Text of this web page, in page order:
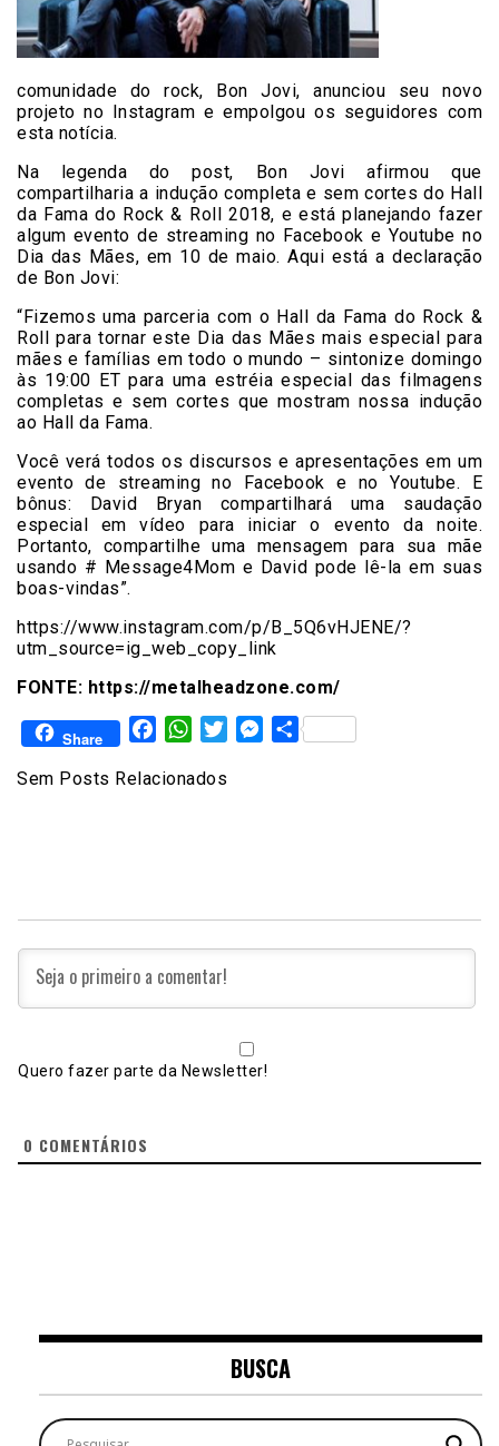
comunidade do rock, Bon Jovi, anunciou seu novo
projeto no Instagram e empolgou os seguidores com
esta notícia.
Na legenda do post, Bon Jovi afirmou que
compartilharia a indução completa e sem cortes do Hall
da Fama do Rock & Roll 2018, e está planejando fazer
algum evento de streaming no Facebook e Youtube no
Dia das Mães, em 10 de maio. Aqui está a declaração
de Bon Jovi:
“Fizemos uma parceria com o Hall da Fama do Rock &
Roll para tornar este Dia das Mães mais especial para
mães e famílias em todo o mundo – sintonize domingo
às 19:00 ET para uma estréia especial das filmagens
completas e sem cortes que mostram nossa indução
ao Hall da Fama.
Você verá todos os discursos e apresentações em um
evento de streaming no Facebook e no Youtube. E
bônus: David Bryan compartilhará uma saudação
especial em vídeo para iniciar o evento da noite.
Portanto, compartilhe uma mensagem para sua mãe
usando # Message4Mom e David pode lê-la em suas
boas-vindas”.
https://www.instagram.com/p/B_5Q6vHJENE/?
utm_source=ig_web_copy_link
FONTE: https://metalheadzone.com/
Share FacebookWhatsAppTwitterMessenger
Share
Sem Posts Relacionados
Quero fazer parte da Newsletter!
0 COMENTÁRIOS
BUSCA